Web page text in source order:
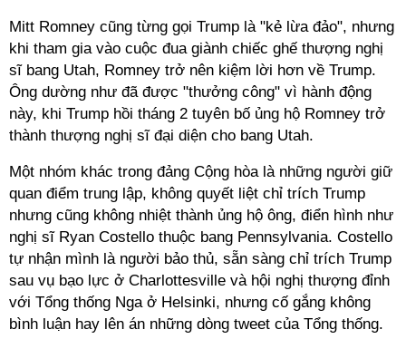
Mitt Romney cũng từng gọi Trump là "kẻ lừa đảo", nhưng
khi tham gia vào cuộc đua giành chiếc ghế thượng nghị
sĩ bang Utah, Romney trở nên kiệm lời hơn về Trump.
Ông dường như đã được "thưởng công" vì hành động
này, khi Trump hồi tháng 2 tuyên bố ủng hộ Romney trở
thành thượng nghị sĩ đại diện cho bang Utah.
Một nhóm khác trong đảng Cộng hòa là những người giữ
quan điểm trung lập, không quyết liệt chỉ trích Trump
nhưng cũng không nhiệt thành ủng hộ ông, điển hình như
nghị sĩ Ryan Costello thuộc bang Pennsylvania. Costello
tự nhận mình là người bảo thủ, sẵn sàng chỉ trích Trump
sau vụ bạo lực ở Charlottesville và hội nghị thượng đỉnh
với Tổng thống Nga ở Helsinki, nhưng cố gắng không
bình luận hay lên án những dòng tweet của Tổng thống.